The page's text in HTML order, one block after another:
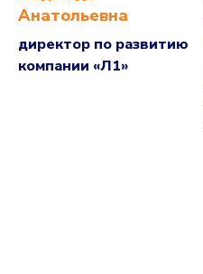
Анатольевна
директор по развитию
компании «Л1»